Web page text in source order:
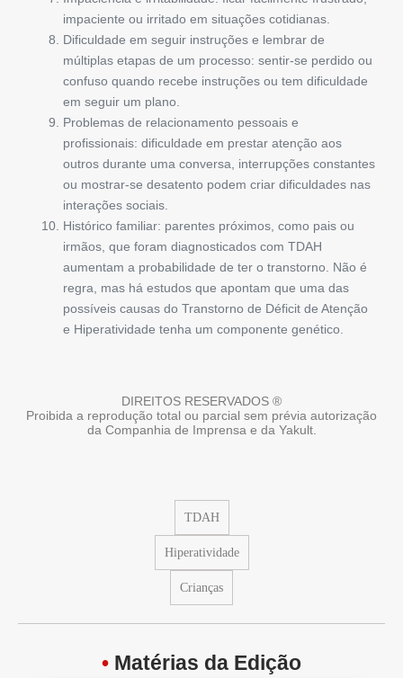
impaciente ou irritado em situações cotidianas.
Dificuldade em seguir instruções e lembrar de
múltiplas etapas de um processo: sentir-se perdido ou
confuso quando recebe instruções ou tem dificuldade
em seguir um plano.
Problemas de relacionamento pessoais e
profissionais: dificuldade em prestar atenção aos
outros durante uma conversa, interrupções constantes
ou mostrar-se desatento podem criar dificuldades nas
interações sociais.
Histórico familiar: parentes próximos, como pais ou
irmãos, que foram diagnosticados com TDAH
aumentam a probabilidade de ter o transtorno. Não é
regra, mas há estudos que apontam que uma das
possíveis causas do Transtorno de Déficit de Atenção
e Hiperatividade tenha um componente genético.
DIREITOS RESERVADOS ®
Proibida a reprodução total ou parcial sem prévia autorização
da Companhia de Imprensa e da Yakult.
TDAH
Hiperatividade
Crianças
• Matérias da Edição